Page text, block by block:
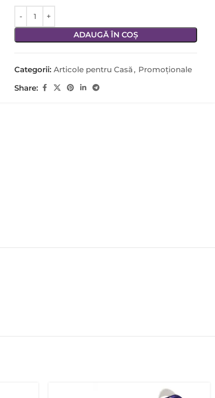
ADAUGĂ ÎN COȘ
Categorii: Articole pentru Casă, Promoţionale
Share: